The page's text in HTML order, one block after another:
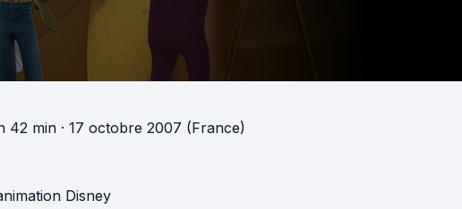
42 min · 17 octobre 2007 (France)
Disney